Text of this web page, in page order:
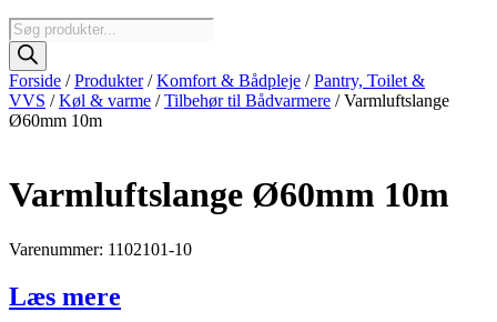
Products
search
Forside /Produkter/Komfort & Bådpleje /Pantry, Toilet &
VVS /Køl & varme /Tilbehør til Bådvarmere / Varmluftslange
Ø60mm 10m
Varmluftslange Ø60mm 10m
Varenummer: 1102101-10
Læs mere